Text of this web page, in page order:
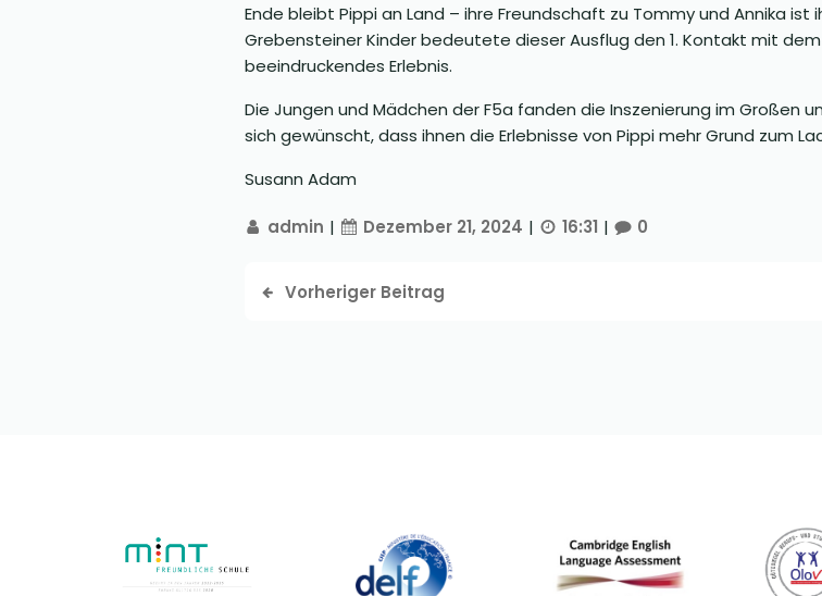
Ende bleibt Pippi an Land – ihre Freundschaft zu Tommy und Annika
Grebensteiner Kinder bedeutete dieser Ausflug den 1. Kontakt mit
beeindruckendes Erlebnis.
Die Jungen und Mädchen der F5a fanden die Inszenierung im Großen
sich gewünscht, dass ihnen die Erlebnisse von Pippi mehr Grund zum
Susann Adam
admin | Dezember 21, 2024 | 16:31 | 0
Vorheriger Beitrag